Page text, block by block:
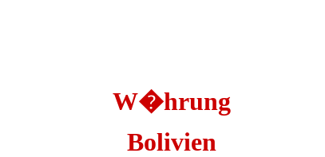
W�hrung
Bolivien